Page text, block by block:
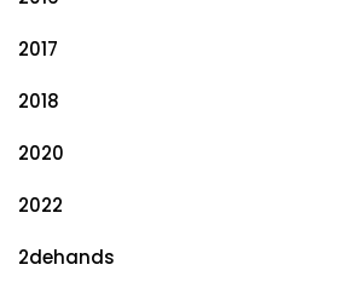
2017
2018
2020
2022
2dehands